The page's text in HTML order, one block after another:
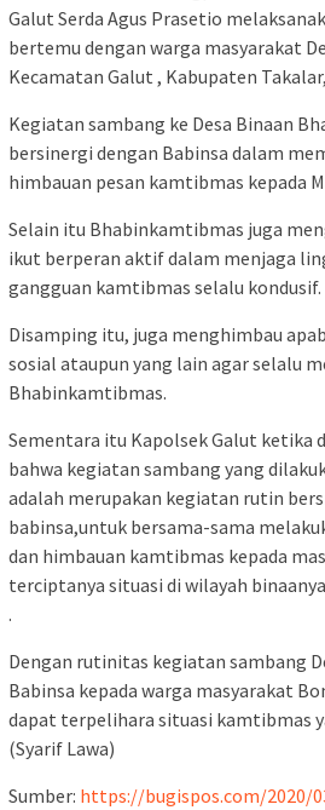
Galut Serda Agus Prasetio
bertemu dengan warga masyarakat
Kecamatan Galut , Kabupaten
Kegiatan sambang ke Desa Binaan
bersinergi dengan Babinsa dalam
himbauan pesan kamtibmas kepada
Selain itu Bhabinkamtibmas juga
ikut berperan aktif dalam menjaga
gangguan kamtibmas selalu kondusif.
Disamping itu, juga menghimbau
sosial ataupun yang lain agar selalu
Bhabinkamtibmas.
Sementara itu Kapolsek Galut ketika
bahwa kegiatan sambang yang
adalah merupakan kegiatan rutin
babinsa,untuk bersama-sama
dan himbauan kamtibmas kepada
terciptanya situasi di wilayah
.
Dengan rutinitas kegiatan sambang
Babinsa kepada warga masyarakat
dapat terpelihara situasi kamtibmas
(Syarif Lawa)
Sumber: https://bugispos.com/2020/